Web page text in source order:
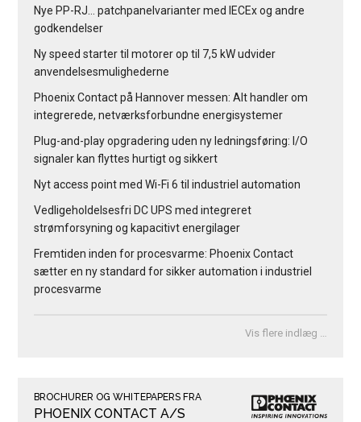
Nye PP-RJ… patchpanelvarianter med IECEx og andre
godkendelser
Ny speed starter til motorer op til 7,5 kW udvider
anvendelsesmulighederne
Phoenix Contact på Hannover messen: Alt handler om
integrerede, netværksforbundne energisystemer
Plug-and-play opgradering uden ny ledningsføring: I/O
signaler kan flyttes hurtigt og sikkert
Nyt access point med Wi-Fi 6 til industriel automation
Vedligeholdelsesfri DC UPS med integreret
strømforsyning og kapacitivt energilager
Fremtiden inden for procesvarme: Phoenix Contact
sætter en ny standard for sikker automation i industriel
procesvarme
Vis flere indlæg …
BROCHURER OG WHITEPAPERS FRA
PHOENIX CONTACT A/S